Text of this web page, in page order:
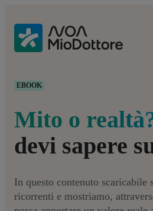
EBOOK
Mito o
devi sapere
In questo contenuto
ricorrenti e mostriamo,